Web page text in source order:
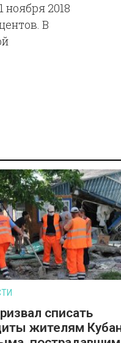
2018
В
списать
жителям